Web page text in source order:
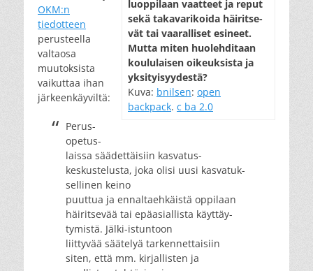
lu­op­pi­laan vaat­teet ja re­put
se­kä ta­ka­va­ri­koi­da häi­rit­se­
vät tai vaa­ral­li­set esi­neet.
Mut­ta mi­ten huo­leh­di­taan
kou­lu­lai­sen oi­keuk­sis­ta ja
yk­si­tyi­syy­des­tä?
Kuva: bnilsen: open
backpack. c ba 2.0
OKM:n
tiedotteen
perusteella
valtaosa
muutoksista
vaikuttaa ihan
järkeenkäyviltä:
Perus­
opetus­
laissa säädet­täisiin kasvatus­
keskustelusta, joka olisi uusi kasvatuk­
sellinen keino
puuttua ja ennalta­ehkäistä oppilaan
häiritsevää tai epä­asiallista käyttäy­
tymistä. Jälki-istuntoon
liittyvää säätelyä tarken­nettaisiin
siten, että mm. kirjallisten ja